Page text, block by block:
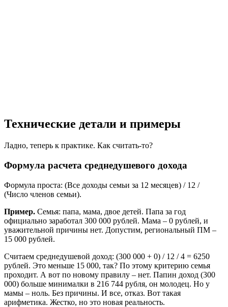
Технические детали и примеры
Ладно, теперь к практике. Как считать-то?
Формула расчета среднедушевого дохода
Формула проста: (Все доходы семьи за 12 месяцев) / 12 /
(Число членов семьи).
Пример. Семья: папа, мама, двое детей. Папа за год
официально заработал 300 000 рублей. Мама – 0 рублей, и
уважительной причины нет. Допустим, региональный ПМ –
15 000 рублей.
Считаем среднедушевой доход: (300 000 + 0) / 12 / 4 = 6250
рублей. Это меньше 15 000, так? По этому критерию семья
проходит. А вот по новому правилу – нет. Папин доход (300
000) больше минималки в 216 744 рубля, он молодец. Но у
мамы – ноль. Без причины. И все, отказ. Вот такая
арифметика. Жестко, но это новая реальность.